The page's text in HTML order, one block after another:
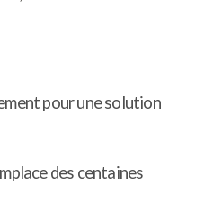
pour une solution
des centaines